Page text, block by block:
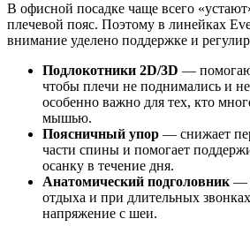
В офисной посадке чаще всего
плечевой пояс. Поэтому в линейках
внимание уделено поддержке и
Подлокотники 2D/3D —
чтобы плечи не поднимались и
особенно важно для тех, кто
мышью.
Поясничный упор — снижает
части спины и помогает
осанку в течение дня.
Анатомический подголовник —
отдыха и при длительных
напряжение с шеи.